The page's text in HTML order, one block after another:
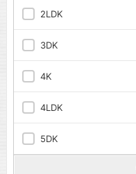
2LDK
3DK
4K
4LDK
5DK